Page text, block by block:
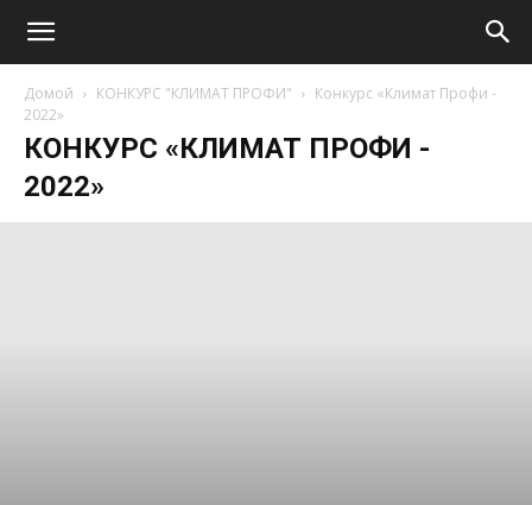
Домой КОНКУРС "КЛИМАТ ПРОФИ"
Конкурс «Климат Профи -
2022»
КОНКУРС «КЛИМАТ ПРОФИ -
2022»